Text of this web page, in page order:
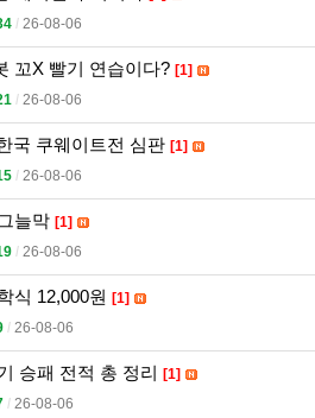
l 26-08-06
꼬X 빨기 연습이다? [1]
l 26-08-06
국 쿠웨이트전 심판 [1]
l 26-08-06
늘막 [1]
l 26-08-06
식 12,000원 [1]
l 26-08-06
승패 전적 총 정리 [1]
l 26-08-06